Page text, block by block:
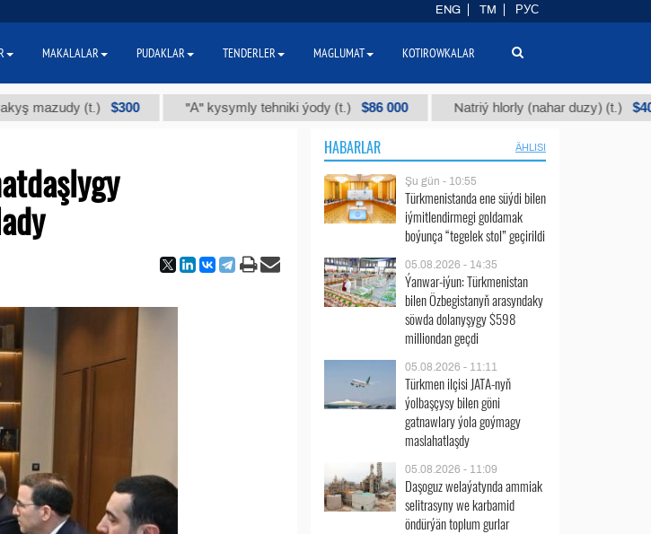
(t.) $300 "А" kysymly tehniki ýody (t.) $86 000 Natriý hlorly (nahar duzy) (t.) $40
HABARLAR ÄHLISI
Şu gün - 10:55
Türkmenistanda ene süýdi bilen
iýmitlendirmegi goldamak
boýunça “tegelek stol” geçirildi
05.08.2026 - 14:35
Ýanwar-iýun: Türkmenistan
bilen Özbegistanyň arasyndaky
söwda dolanyşygy $598
milliondan geçdi
05.08.2026 - 11:11
Türkmen ilçisi JATA-nyň
ýolbaşçysy bilen göni
gatnawlary ýola goýmagy
maslahatlaşdy
05.08.2026 - 11:09
Daşoguz welaýatynda ammiak
selitrasyny we karbamid
öndürýän toplum gurlar
ENG TM РУС
MAKALALAR PUDAKLAR TENDERLER MAGLUMAT KOTIROWKALAR